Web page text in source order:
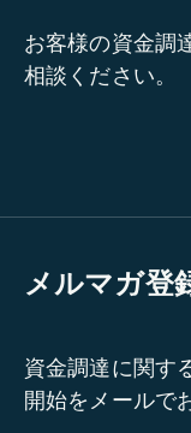
お客様の資金調
相談ください。
メルマガ登
資金調達に関す
開始をメールで